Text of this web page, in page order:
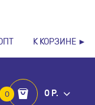
К КОРЗИНЕ ►
0 0 Р.